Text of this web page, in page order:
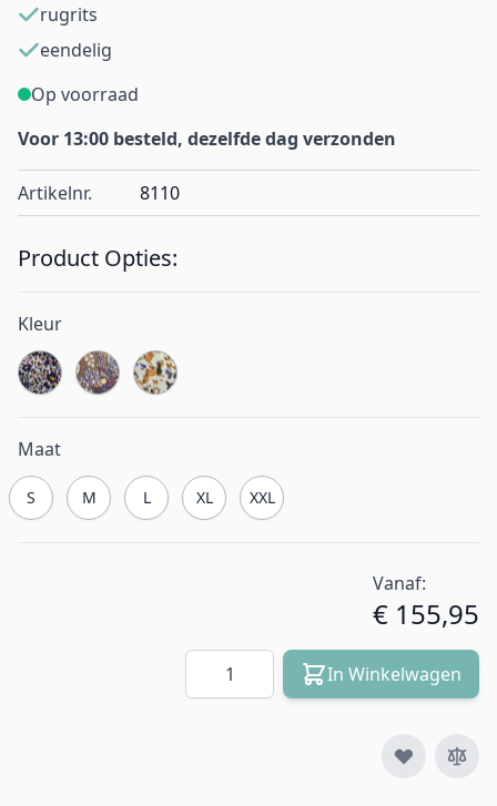
rugrits
eendelig
Op voorraad
Voor 13:00 besteld, dezelfde dag verzonden
Artikelnr. 8110
Product Opties:
Kleur
Maat
S M L XL XXL
Vanaf:
€ 155,95
Aantal In Winkelwagen